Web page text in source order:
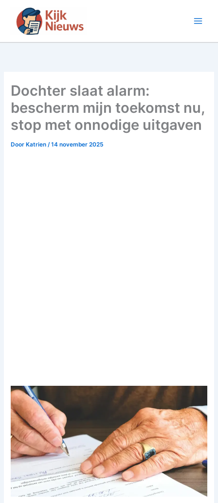
inhoud
Dochter slaat alarm:
bescherm mijn toekomst nu,
stop met onnodige uitgaven
Door Katrien/14 november 2025